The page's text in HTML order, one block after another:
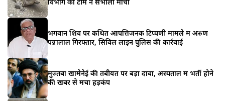
भगवान शिव पर कथित आपत्तिजनक टिप्पणी मामले में अरुण
पन्नालाल गिरफ्तार, सिविल लाइन पुलिस की कार्रवाई
मुज्तबा खामेनेई की तबीयत पर बड़ा दावा, अस्पताल में भर्ती होने
की खबर से मचा हड़कंप